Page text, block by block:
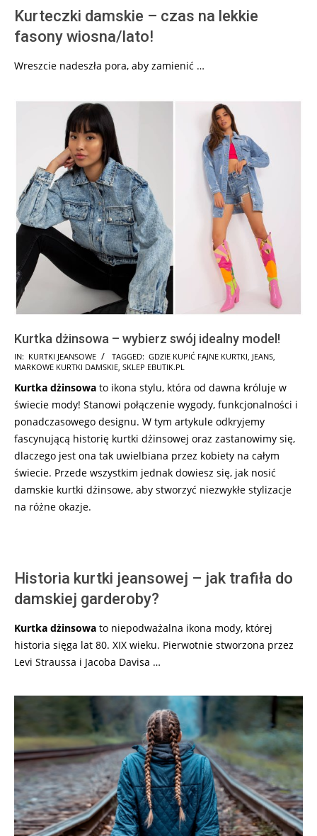
Kurteczki damskie – czas na lekkie
fasony wiosna/lato!
Wreszcie nadeszła pora, aby zamienić …
Kurtka dżinsowa – wybierz swój idealny model!
2026-
01-
21
IN: KURTKI JEANSOWE TAGGED: GDZIE KUPIĆ FAJNE KURTKI, JEANS,
MARKOWE KURTKI DAMSKIE, SKLEP EBUTIK.PL
Kurtka dżinsowa to ikona stylu, która od dawna króluje w
świecie mody! Stanowi połączenie wygody, funkcjonalności i
ponadczasowego designu. W tym artykule odkryjemy
fascynującą historię kurtki dżinsowej oraz zastanowimy się,
dlaczego jest ona tak uwielbiana przez kobiety na całym
świecie. Przede wszystkim jednak dowiesz się, jak nosić
damskie kurtki dżinsowe, aby stworzyć niezwykłe stylizacje
na różne okazje.
Historia kurtki jeansowej – jak trafiła do
damskiej garderoby?
Kurtka dżinsowa to niepodważalna ikona mody, której
historia sięga lat 80. XIX wieku. Pierwotnie stworzona przez
Levi Straussa i Jacoba Davisa …